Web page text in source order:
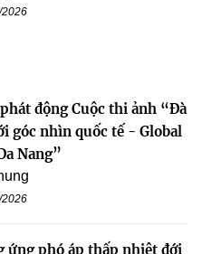
2026
động Cuộc thi ảnh “Đà
góc nhìn quốc tế - Global
Nang”
2026
ứng phó áp thấp nhiệt đới